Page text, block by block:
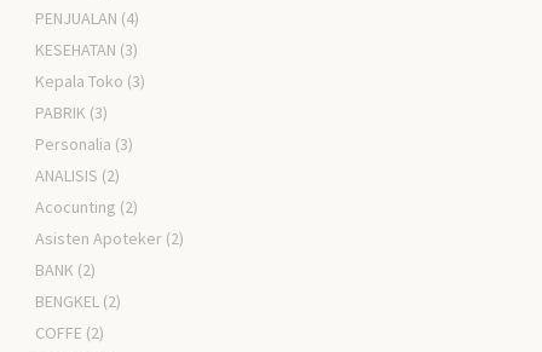
PENJUALAN (4)
KESEHATAN (3)
Kepala Toko (3)
PABRIK (3)
Personalia (3)
ANALISIS (2)
Acocunting (2)
Asisten Apoteker (2)
BANK (2)
BENGKEL (2)
COFFE (2)